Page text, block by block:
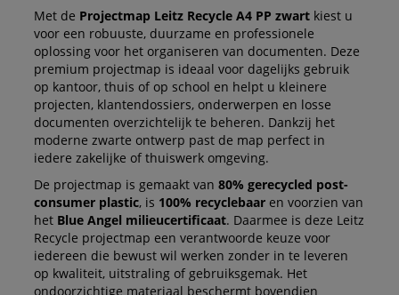
Met de Projectmap Leitz Recycle A4 PP zwartkiest u
voor een robuuste, duurzame en professionele
oplossing voor het organiseren van documenten. Deze
premium projectmap is ideaal voor dagelijks gebruik
op kantoor, thuis of op school en helpt u kleinere
projecten, klantendossiers, onderwerpen en losse
documenten overzichtelijk te beheren. Dankzij het
moderne zwarte ontwerp past de map perfect in
iedere zakelijke of thuiswerk omgeving.
De projectmap is gemaakt van 80% gerecycled post-
consumer plastic, is 100% recyclebaaren voorzien van
het Blue Angel milieucertificaat. Daarmee is deze Leitz
Recycle projectmap een verantwoorde keuze voor
iedereen die bewust wil werken zonder in te leveren
op kwaliteit, uitstraling of gebruiksgemak. Het
ondoorzichtige materiaal beschermt bovendien